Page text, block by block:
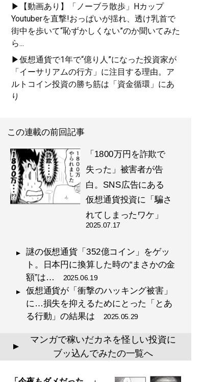
▶【動画あり】「ノーブラ散歩」Hカップ
Youtuberを直撃!おっぱいが揺れ、透け乳首で
街中を歩いて“恥ずかしくない”のか聞いてみた
ら...
▶仮想通貨で1年で“億り人”になった投資家が
「イーサリアムの行方」に注目する理由。ア
ルトコイン投資の勝ち筋は「資金循環」にあ
り
この連載の前回記事
「1800万円を詐欺で
失った」被害者が告
白。SNS広告にある
仮想通貨投資に「騙さ
れてしまったワケ」
2025.07.17
謎の仮想通貨「352億コイン」をゲッ
ト。日本円に換算した時の“まさかの金
額”は… 2025.06.19
仮想通貨が「衝撃のハッキング被害」
に…損失を抑えるためにとった「とあ
る行動」の結果は 2025.05.29
▲
マンガで稼いだカネを怪しい投資に
ブッ込んでみたの一覧へ